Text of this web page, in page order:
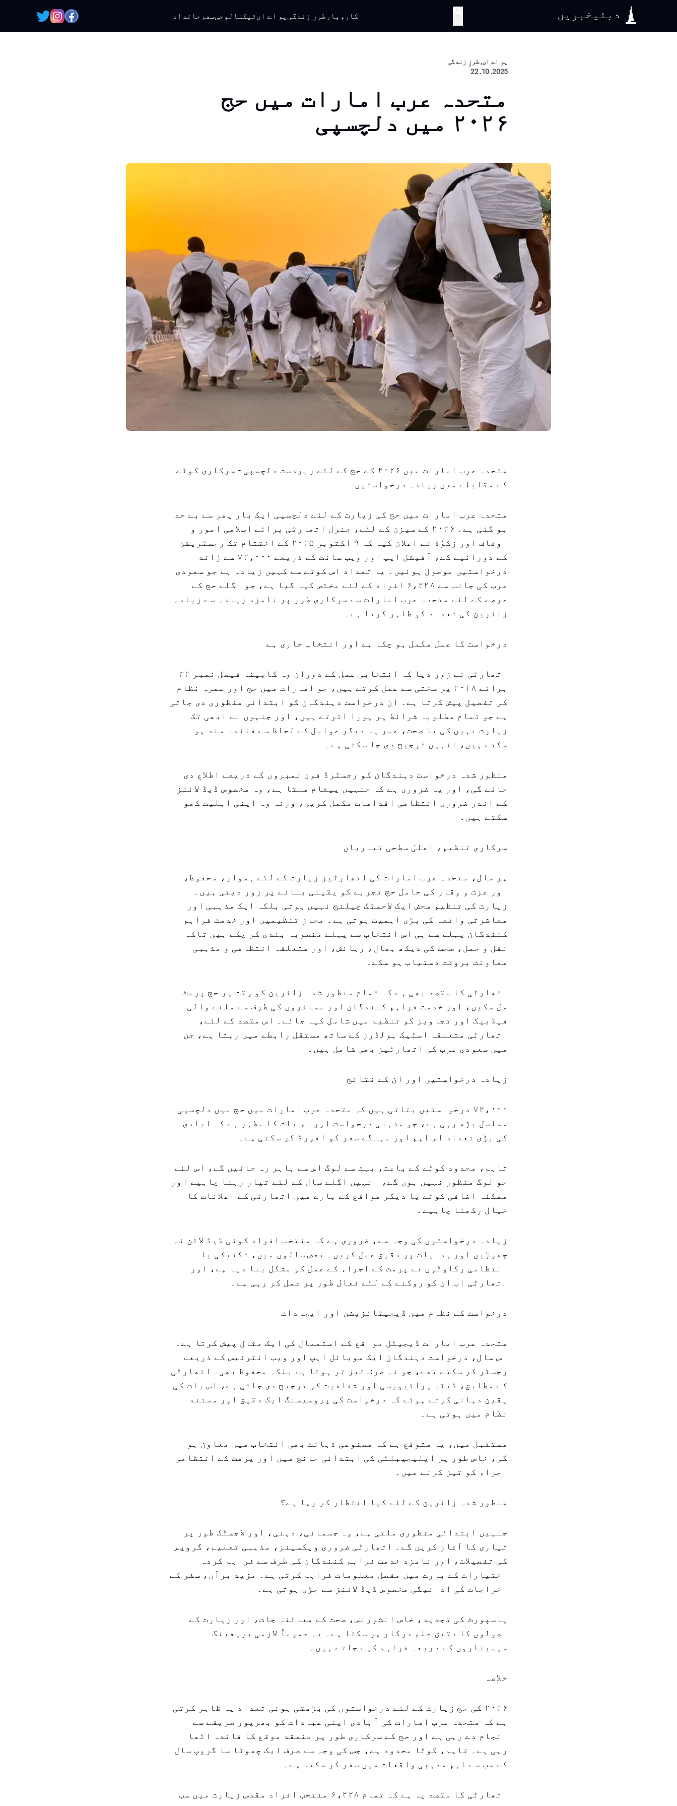
دبئیخبریں کاروبار طرزِ زندگی یو اے ایٹیکنالوجیسفر جائداد
یو اے ای, طرزِ زندگی
2025. 10. 22
متحدہ عرب امارات میں حج
۲۰۲۶ میں دلچسپی
متحدہ عرب امارات میں ۲۰۲۶ کے حج کے لئے زبردست دلچسپی - سرکاری کوٹے
کے مقابلے میں زیادہ درخواستیں
متحدہ عرب امارات میں حج کی زیارت کے لئے دلچسپی ایک بار پھر سے بے حد
ہو گئی ہے۔ ۲۰۲۶ کے سیزن کے لئے، جنرل اتھارٹی برائے اسلامی امور و
اوقاف اور زکوٰة نے اعلان کیا کہ ۹ اکتوبر ۲۰۲۵ کے اختتام تک رجسٹریشن
کے دورانیے کے، آفیشل ایپ اور ویب سائٹ کے ذریعے ۷۲،۰۰۰ سے زائد
درخواستیں موصول ہوئیں۔ یہ تعداد اس کوٹے سے کہیں زیادہ ہے جو سعودی
عرب کی جانب سے ۶،۲۲۸ افراد کے لئے مختص کیا گیا ہے، جو اگلے حج کے
عرصے کے لئے متحدہ عرب امارات سے سرکاری طور پر نامزد زیادہ سے زیادہ
زائرین کی تعداد کو ظاہر کرتا ہے۔
درخواست کا عمل مکمل ہو چکا ہے اور انتخاب جاری ہے
اتھارٹی نے زور دیا کہ انتخابی عمل کے دوران وہ کابینہ فیصل نمبر ۳۲
برائے ۲۰۱۸ پر سختی سے عمل کرتے ہیں، جو امارات میں حج اور عمرہ نظام
کی تفصیل پیش کرتا ہے۔ ان درخواست دہندگان کو ابتدائی منظوری دی جاتی
ہے جو تمام مطلوبہ شرائط پر پورا اترتے ہیں، اور جنہوں نے ابھی تک
زیارت نہیں کی یا صحت، عمر یا دیگر عوامل کے لحاظ سے فائدہ مند ہو
سکتے ہیں، انہیں ترجیح دی جا سکتی ہے۔
منظور شدہ درخواست دہندگان کو رجسٹرڈ فون نمبروں کے ذریعے اطلاع دی
جائے گی، اور یہ ضروری ہے کہ جنہیں پیغام ملتا ہے، وہ مخصوص ڈیڈ لائنز
کے اندر ضروری انتظامی اقدامات مکمل کریں، ورنہ وہ اپنی اہلیت کھو
سکتے ہیں۔
سرکاری تنظیم، اعلیٰ سطحی تیاریاں
ہر سال، متحدہ عرب امارات کی اتھارٹیز زیارت کے لئے ہموار، محفوظ،
اور عزت و وقار کی حامل حج تجربے کو یقینی بنانے پر زور دیتی ہیں۔
زیارت کی تنظیم محض ایک لاجسٹک چیلنج نہیں ہوتی بلکہ ایک مذہبی اور
معاشرتی واقعہ کی بڑی اہمیت ہوتی ہے۔ مجاز تنظیمیں اور خدمت فراہم
کنندگان پہلے سے ہی اس انتخاب سے پہلے منصوبہ بندی کر چکے ہیں تاکہ
نقل و حمل، صحت کی دیکھ بھال، رہائش، اور متعلقہ انتظامی و مذہبی
معاونت بروقت دستیاب ہو سکے۔
اتھارٹی کا مقصد بھی ہے کہ تمام منظور شدہ زائرین کو وقت پر حج پرمٹ
مل سکیں، اور خدمت فراہم کنندگان اور مسافروں کی طرف سے ملنے والی
فیڈبیک اور تجاویز کو تنظیم میں شامل کیا جائے۔ اس مقصد کے لئے،
اتھارٹی متعلقہ اسٹیک ہولڈرز کے ساتھ مستقل رابطے میں رہتا ہے، جن
میں سعودی عرب کی اتھارٹیز بھی شامل ہیں۔
زیادہ درخواستیں اور ان کے نتائج
۷۲،۰۰۰ درخواستیں بتاتی ہیں کہ متحدہ عرب امارات میں حج میں دلچسپی
مسلسل بڑھ رہی ہے، جو مذہبی درخواست اور اس بات کا مظہر ہے کہ آبادی
کی بڑی تعداد اس اہم اور مہنگے سفر کو افورڈ کر سکتی ہے۔
تاہم، محدود کوٹے کے باعث، بہت سے لوگ اس سے باہر رہ جائیں گے، اس لئے
جو لوگ منظور نہیں ہوں گے، انہیں اگلے سال کے لئے تیار رہنا چاہیے اور
ممکنہ اضافی کوٹے یا دیگر مواقع کے بارے میں اتھارٹی کے اعلانات کا
خیال رکھنا چاہیے۔
زیادہ درخواستوں کی وجہ سے، ضروری ہے کہ منتخب افراد کوئی ڈیڈ لائن نہ
چھوڑیں اور ہدایات پر دقیق عمل کریں۔ بعض سالوں میں، تکنیکی یا
انتظامی رکاوٹوں نے پرمٹ کے اجراء کے عمل کو مشکل بنا دیا ہے، اور
اتھارٹی اب ان کو روکنے کے لئے فعال طور پر عمل کر رہی ہے۔
درخواست کے نظام میں ڈیجیٹائزیشن اور ایجادات
متحدہ عرب امارات ڈیجیٹل مواقع کے استعمال کی ایک مثال پیش کرتا ہے۔
اس سال، درخواست دہندگان ایک موبائل ایپ اور ویب انٹرفیس کے ذریعے
رجسٹر کر سکتے تھے، جو نہ صرف تیز تر ہوتا ہے بلکہ محفوظ بھی۔ اتھارٹی
کے مطابق، ڈیٹا پرائیویسی اور شفافیت کو ترجیح دی جاتی ہے، اس بات کی
یقین دہانی کرتے ہوئے کہ درخواست کی پروسیسنگ ایک دقیق اور مستند
نظام میں ہوتی ہے۔
مستقبل میں، یہ متوقع ہے کہ مصنوعی ذہانت بھی انتخاب میں معاون ہو
گی، خاص طور پر ایلیجیبلٹی کی ابتدائی جانچ میں اور پرمٹ کے انتظامی
اجراء کو تیز کرنے میں۔
منظور شدہ زائرین کے لئے کیا انتظار کر رہا ہے؟
جنہیں ابتدائی منظوری ملتی ہے، وہ جسمانی، ذہنی، اور لاجسٹک طور پر
تیاری کا آغاز کریں گے۔ اتھارٹی ضروری ویکسینز، مذہبی تعلیم، گروپس
کی تفصیلات، اور نامزد خدمت فراہم کنندگان کی طرف سے فراہم کردہ
اختیارات کے بارے میں مفصل معلومات فراہم کرتی ہے۔ مزید برآں، سفر کے
اخراجات کی ادائیگی مخصوص ڈیڈ لائنز سے جڑی ہوتی ہے۔
پاسپورٹ کی تجدید، خاص انشورنس، صحت کے معائنہ جات، اور زیارت کے
اصولوں کا دقیق علم درکار ہو سکتا ہے۔ یہ عموماً لازمی بریفینگ
سیمیناروں کے ذریعہ فراہم کیے جاتے ہیں۔
خلاصہ
۲۰۲۶ کی حج زیارت کے لئے درخواستوں کی بڑھتی ہوئی تعداد یہ ظاہر کرتی
ہے کہ متحدہ عرب امارات کی آبادی اپنی عبادات کو بھرپور طریقے سے
انجام دے رہی ہے اور حج کے سرکاری طور پر منعقد موقع کا فائدہ اٹھا
رہی ہے۔ تاہم، کوٹا محدود ہے، جس کی وجہ سے صرف ایک چھوٹا سا گروپ سال
کے سب سے اہم مذہبی واقعات میں سفر کر سکتا ہے۔
اتھارٹی کا مقصد یہ ہے کہ تمام ۶،۲۲۸ منتخب افراد مقدس زیارت میں سب